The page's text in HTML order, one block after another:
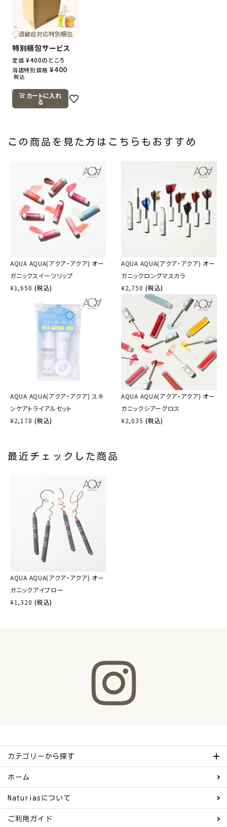
特別梱包サービス
定価 ¥400のところ
当店特別価格 ¥400
税込
カートに入れ
る
この商品を見た方はこちらもおすすめ
AQUA AQUA(アクア・アクア) オー
ガニックスイーツリップ
¥1,650 (税込)
AQUA AQUA(アクア・アクア) オー
ガニックロングマスカラ
¥2,750 (税込)
AQUA AQUA(アクア・アクア) スキ
ンケアトライアルセット
¥2,178 (税込)
AQUA AQUA(アクア・アクア) オー
ガニックシアーグロス
¥2,035 (税込)
最近チェックした商品
AQUA AQUA(アクア・アクア) オー
ガニックアイブロー
¥1,320 (税込)
カテゴリーから探す
ホーム
Naturiasについて
ご利用ガイド